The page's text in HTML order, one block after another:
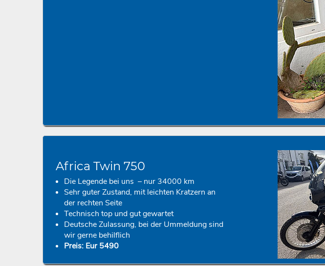
Africa Twin 750
Die Legende bei uns – nur 34000 km
Sehr guter Zustand, mit leichten Kratzern an
der rechten Seite
Technisch top und gut gewartet
Deutsche Zulassung, bei der Ummeldung sind
wir gerne behilflich
Preis: Eur 5490